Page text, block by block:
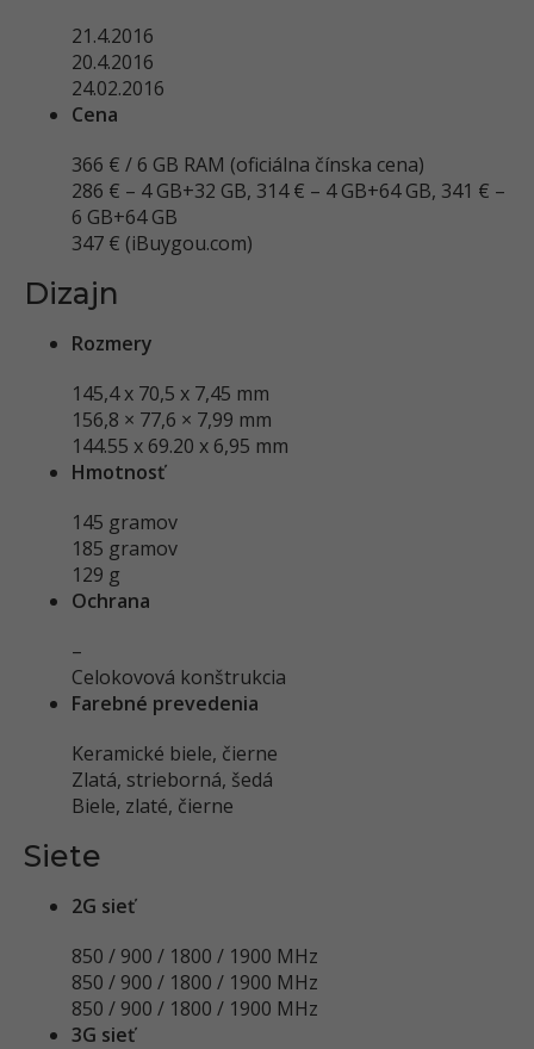
21.4.2016
20.4.2016
24.02.2016
Cena
366 € / 6 GB RAM (oficiálna čínska cena)
286 € – 4 GB+32 GB, 314 € – 4 GB+64 GB, 341 € –
6 GB+64 GB
347 € (iBuygou.com)
Dizajn
Rozmery
145,4 x 70,5 x 7,45 mm
156,8 × 77,6 × 7,99 mm
144.55 x 69.20 x 6,95 mm
Hmotnosť
145 gramov
185 gramov
129 g
Ochrana
–
Celokovová konštrukcia
Farebné prevedenia
Keramické biele, čierne
Zlatá, strieborná, šedá
Biele, zlaté, čierne
Siete
2G sieť
850 / 900 / 1800 / 1900 MHz
850 / 900 / 1800 / 1900 MHz
850 / 900 / 1800 / 1900 MHz
3G sieť